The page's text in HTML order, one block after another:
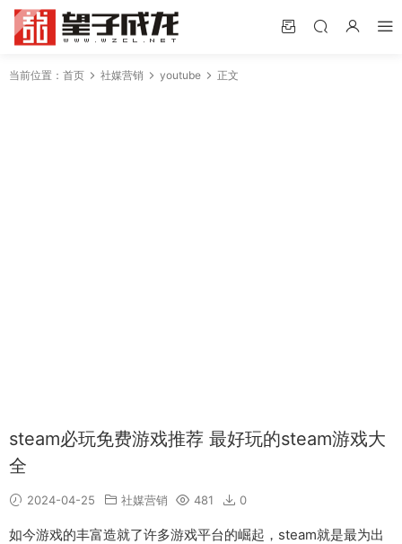
当前位置： 首页 社媒营销 youtube 正文
steam必玩免费游戏推荐 最好玩的steam游戏大
全
2024-04-25 社媒营销 481 0
如今游戏的丰富造就了许多游戏平台的崛起，steam就是最为出